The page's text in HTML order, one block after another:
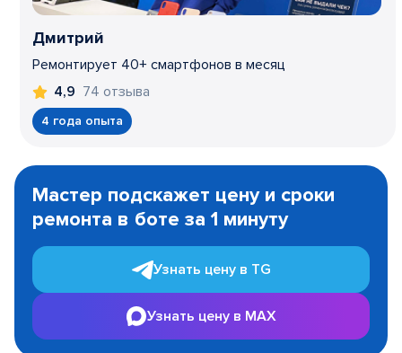
Дмитрий
Ремонтирует 40+ смартфонов в месяц
4,9 74 отзыва
4 года опыта
1
Мастер подскажет цену и сроки
ремонта в боте за 1 минуту
Узнать цену в TG
Узнать цену в MAX